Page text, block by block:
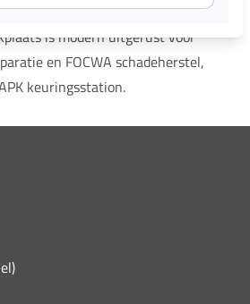
en welke u beter kunt overslaan.
is modern uitgerust voor
en FOCWA schadeherstel,
keuringsstation.